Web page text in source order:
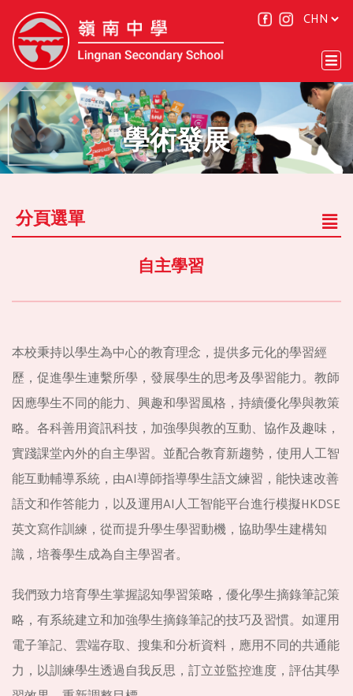
學術發展
分頁選單
自主學習
本校秉持以學生為中心的教育理念，提供多元化的學習經
歷，促進學生連繫所學，發展學生的思考及學習能力。教師
因應學生不同的能力、興趣和學習風格，持續優化學與教策
略。各科善用資訊科技，加強學與教的互動、協作及趣味，
實踐課堂內外的自主學習。並配合教育新趨勢，使用人工智
能互動輔導系統，由AI導師指導學生語文練習，能快速改善
語文和作答能力，以及運用AI人工智能平台進行模擬HKDSE
英文寫作訓練，從而提升學生學習動機，協助學生建構知
識，培養學生成為自主學習者。
我們致力培育學生掌握認知學習策略，優化學生摘錄筆記策
略，有系統建立和加強學生摘錄筆記的技巧及習慣。如運用
電子筆記、雲端存取、搜集和分析資料，應用不同的共通能
力，以訓練學生透過自我反思，訂立並監控進度，評估其學